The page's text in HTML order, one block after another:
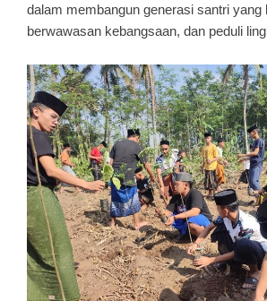
dalam membangun generasi santri yang
berwawasan kebangsaan, dan peduli